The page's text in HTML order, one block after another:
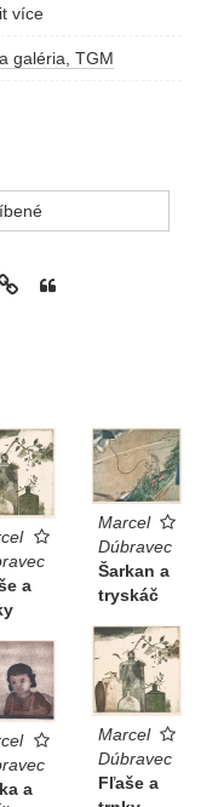
hore TRNKY A
více
galéria, TGM
a
Marcel
Dúbravec
Šarkan a
tryskáč
Marcel
Dúbravec
Fľaše a
a